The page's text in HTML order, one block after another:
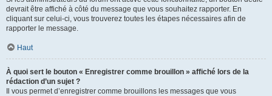
devrait être affiché à côté du message que vous souhaitez rapporter. En
cliquant sur celui-ci, vous trouverez toutes les étapes nécessaires afin de
rapporter le message.
Haut
À quoi sert le bouton « Enregistrer comme brouillon » affiché lors de la
rédaction d’un sujet ?
Il vous permet d’enregistrer comme brouillons les messages que vous